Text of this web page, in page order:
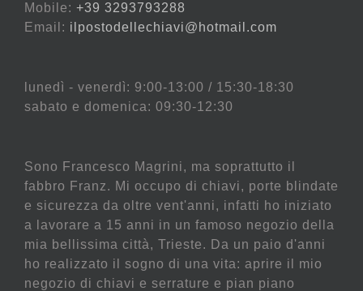
Mobile: +39 3293793288
Email: ilpostodellechiavi@hotmail.com
lunedì - venerdì: 9:00-13:00 / 15:30-18:30
sabato e domenica: 09:30-12:30
Sono Francesco Magrini, ma soprattutto il
fabbro Franz. Mi occupo di chiavi, porte blindate
e sicurezza da oltre vent'anni, infatti ho iniziato
a lavorare a 15 anni in un famoso negozio della
mia bellissima città, Trieste. Da un paio d'anni
ho realizzato il sogno di una vita: aprire il mio
negozio di chiavi e serrature e pian piano